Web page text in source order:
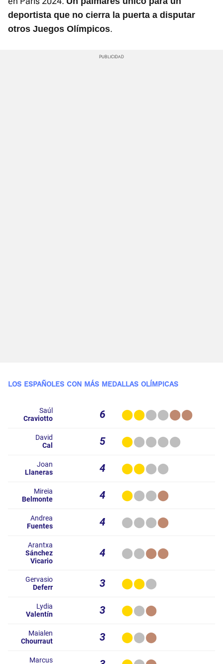
deportista que no cierra la puerta a disputar
otros Juegos Olímpicos.
LOS ESPAÑOLES CON MÁS MEDALLAS OLÍMPICAS